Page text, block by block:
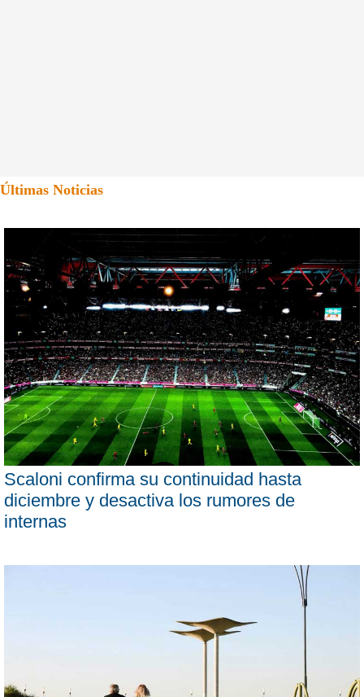
Últimas Noticias
Scaloni confirma su continuidad hasta
diciembre y desactiva los rumores de
internas